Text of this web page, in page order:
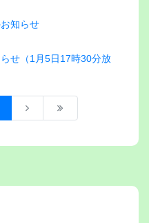
知らせ
せ（1月5日17時30分放